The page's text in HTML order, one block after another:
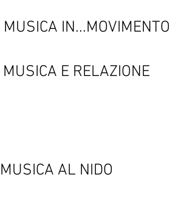
MUSICA IN...MOVIMENTO
MUSICA E RELAZIONE
MUSICA AL NIDO